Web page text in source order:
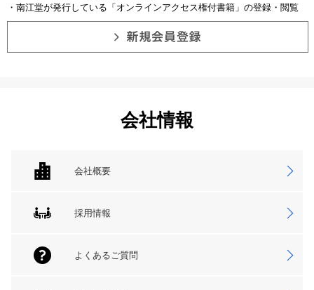
・南江堂が発行している「オンラインアクセス権付書籍」の登録・閲覧
会社情報
会社概要
採用情報
よくあるご質問